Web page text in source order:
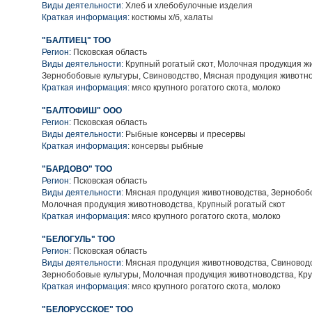
Виды деятельности: Хлеб и хлебобулочные изделия
Краткая информация: костюмы х/б, халаты
"БАЛТИЕЦ" ТОО
Регион: Псковская область
Виды деятельности: Крупный рогатый скот, Молочная продукция
Зернобобовые культуры, Свиноводство, Мясная продукция
Краткая информация: мясо крупного рогатого скота, молоко
"БАЛТОФИШ" ООО
Регион: Псковская область
Виды деятельности: Рыбные консервы и пресервы
Краткая информация: консервы рыбные
"БАРДОВО" ТОО
Регион: Псковская область
Виды деятельности: Мясная продукция животноводства,
Молочная продукция животноводства, Крупный рогатый скот
Краткая информация: мясо крупного рогатого скота, молоко
"БЕЛОГУЛЬ" ТОО
Регион: Псковская область
Виды деятельности: Мясная продукция животноводства,
Зернобобовые культуры, Молочная продукция животноводства,
Краткая информация: мясо крупного рогатого скота, молоко
"БЕЛОРУССКОЕ" ТОО